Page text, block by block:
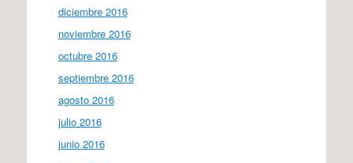
diciembre 2016
noviembre 2016
octubre 2016
septiembre 2016
agosto 2016
julio 2016
junio 2016